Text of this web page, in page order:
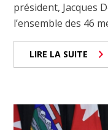
président, Jacques
l’ensemble des 46
LIRE LA SUITE